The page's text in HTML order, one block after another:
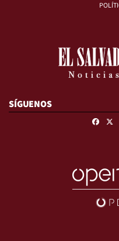
SÍGUENOS